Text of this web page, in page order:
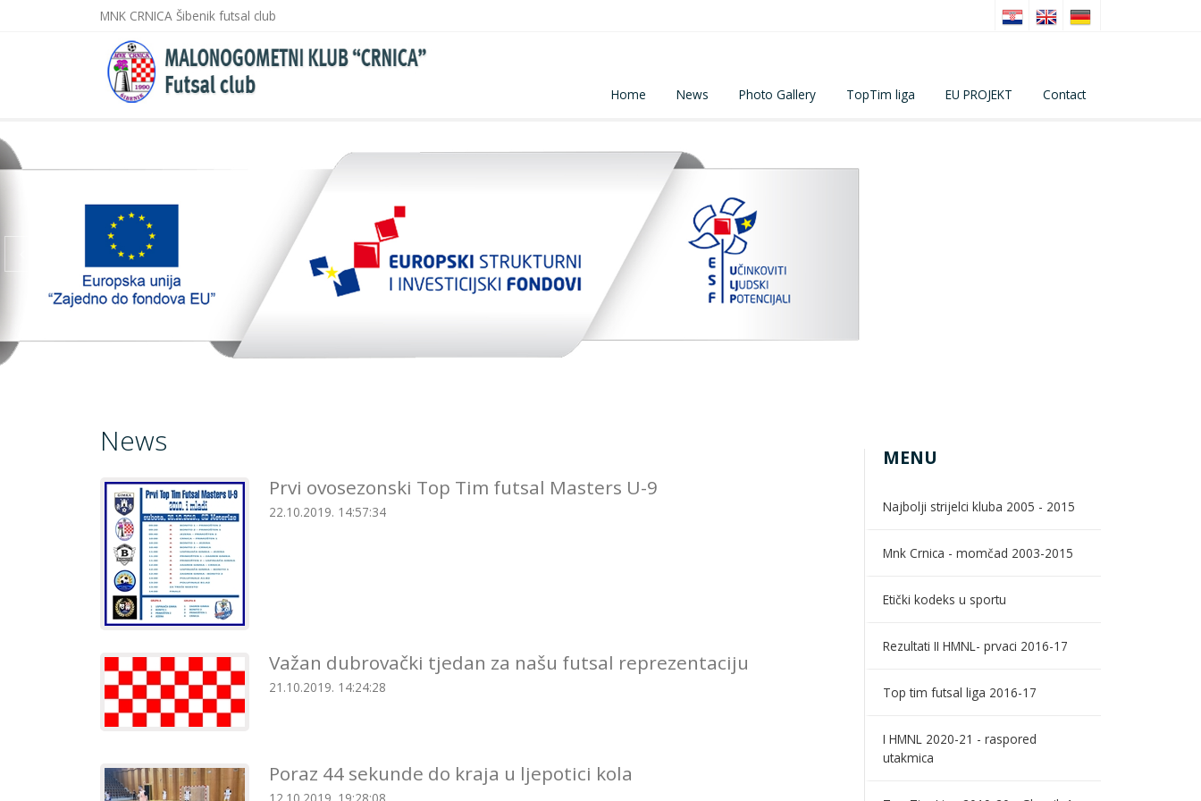
MNK CRNICA Šibenik futsal club
Home News Photo Gallery TopTim liga EU PROJEKT Contact
News
Prvi ovosezonski Top Tim futsal Masters U-9
22.10.2019. 14:57:34
Važan dubrovački tjedan za našu futsal reprezentaciju
21.10.2019. 14:24:28
Poraz 44 sekunde do kraja u ljepotici kola
12.10.2019. 19:28:08
MENU
Najbolji strijelci kluba 2005 - 2015
Mnk Crnica - momčad 2003-2015
Etički kodeks u sportu
Rezultati II HMNL- prvaci 2016-17
Top tim futsal liga 2016-17
I HMNL 2020-21 - raspored
utakmica